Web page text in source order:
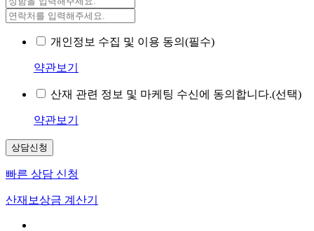
개인정보 수집 및 이용 동의(필수)
약관보기
산재 관련 정보 및 마케팅 수신에 동의합니다.(선택)
약관보기
상담신청
빠른 상담 신청
산재보상금 계산기